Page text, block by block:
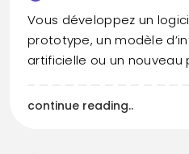
Vous développez un
prototype, un modèle
artificielle ou un nouveau
continue reading..